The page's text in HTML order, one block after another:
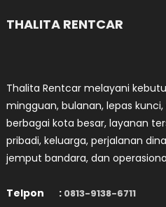
THALITA RENTCAR
Thalita Rentcar melayani
mingguan, bulanan, lepas
berbagai kota besar, layanan
pribadi, keluarga, perjalanan
jemput bandara, dan
Telpon : 0813-9138-6711